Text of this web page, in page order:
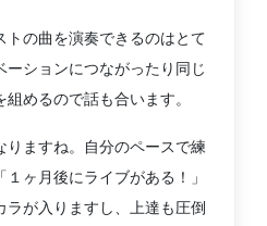
トの曲を演奏できるのはとて
ーションにつながったり同じ
めるので話も合います。
りますね。自分のペースで練
ヶ月後にライブがある！」
ラが入りますし、上達も圧倒